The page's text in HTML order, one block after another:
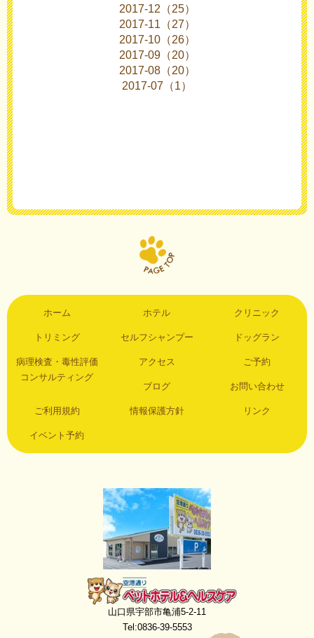
2017-12（25）
2017-11（27）
2017-10（26）
2017-09（20）
2017-08（20）
2017-07（1）
ホーム ホテル クリニック
トリミング セルフシャンプー ドッグラン
病理検査・毒性評価
コンサルティング
アクセス ご予約
ブログ お問い合わせ
ご利用規約 情報保護方針 リンク
イベント予約
空港通りペットホテル＆ヘルスケア
山口県宇部市亀浦5-2-11
Tel:0836-39-5553